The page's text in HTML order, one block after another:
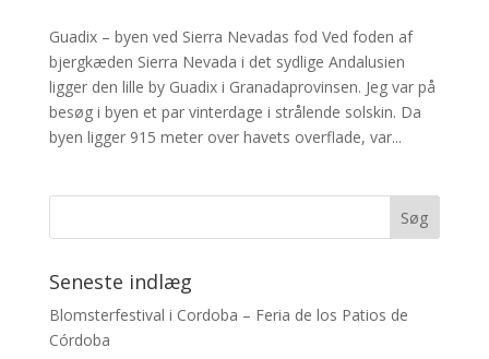
Guadix – byen ved Sierra Nevadas fod Ved foden af
bjergkæden Sierra Nevada i det sydlige Andalusien
ligger den lille by Guadix i Granadaprovinsen. Jeg var på
besøg i byen et par vinterdage i strålende solskin. Da
byen ligger 915 meter over havets overflade, var...
Seneste indlæg
Blomsterfestival i Cordoba – Feria de los Patios de
Córdoba